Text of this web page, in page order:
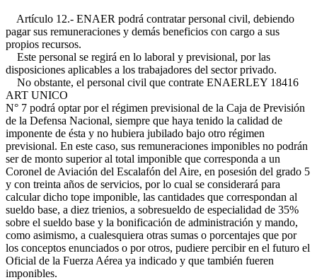
Artículo 12.- ENAER podrá contratar personal civil, debiendo
pagar sus remuneraciones y demás beneficios con cargo a sus
propios recursos.
Este personal se regirá en lo laboral y previsional, por las
disposiciones aplicables a los trabajadores del sector privado.
No obstante, el personal civil que contrate ENAERLEY 18416
ART UNICO
N° 7 podrá optar por el régimen previsional de la Caja de Previsión
de la Defensa Nacional, siempre que haya tenido la calidad de
imponente de ésta y no hubiera jubilado bajo otro régimen
previsional. En este caso, sus remuneraciones imponibles no podrán
ser de monto superior al total imponible que corresponda a un
Coronel de Aviación del Escalafón del Aire, en posesión del grado 5
y con treinta años de servicios, por lo cual se considerará para
calcular dicho tope imponible, las cantidades que correspondan al
sueldo base, a diez trienios, a sobresueldo de especialidad de 35%
sobre el sueldo base y la bonificación de administración y mando,
como asimismo, a cualesquiera otras sumas o porcentajes que por
los conceptos enunciados o por otros, pudiere percibir en el futuro el
Oficial de la Fuerza Aérea ya indicado y que también fueren
imponibles.